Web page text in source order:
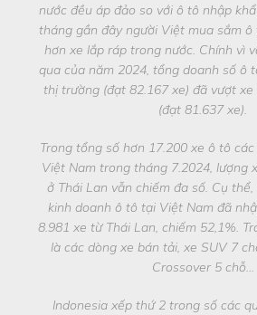
nước đều áp đảo so với ô tô nhập
tháng gần đây người Việt mua sắm
hơn xe lắp ráp trong nước. Chính vì
qua của năm 2024, tổng doanh số ô
thị trường (đạt 82.167 xe) đã vượt
(đạt 81.637 xe).
Trong tổng số hơn 17.200 xe ô tô
Việt Nam trong tháng 7.2024, lượng
ở Thái Lan vẫn chiếm đa số. Cụ
kinh doanh ô tô tại Việt Nam đã
8.981 xe từ Thái Lan, chiếm 52,1%.
là các dòng xe bán tải, xe SUV 7
Crossover 5 chỗ…
Indonesia xếp thứ 2 trong số các